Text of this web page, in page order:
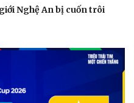
Đời sống
Tình yêu - Gia đình
Nghệ An bị cuốn trôi